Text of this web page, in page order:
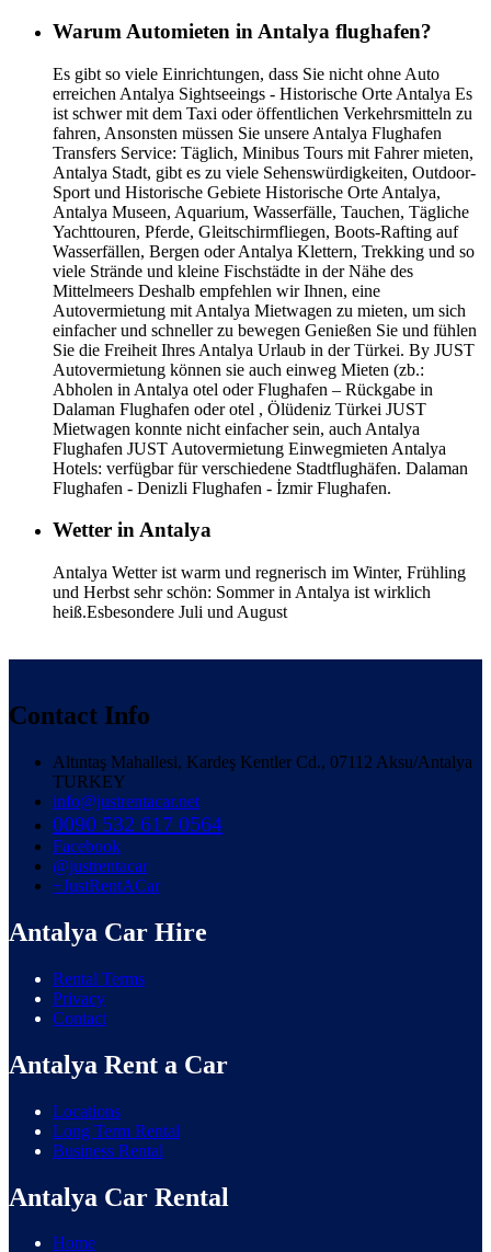
Warum Automieten in Antalya flughafen?
Es gibt so viele Einrichtungen, dass Sie nicht ohne Auto
erreichen Antalya Sightseeings - Historische Orte Antalya Es
ist schwer mit dem Taxi oder öffentlichen Verkehrsmitteln zu
fahren, Ansonsten müssen Sie unsere Antalya Flughafen
Transfers Service: Täglich, Minibus Tours mit Fahrer mieten,
Antalya Stadt, gibt es zu viele Sehenswürdigkeiten, Outdoor-
Sport und Historische Gebiete Historische Orte Antalya,
Antalya Museen, Aquarium, Wasserfälle, Tauchen, Tägliche
Yachttouren, Pferde, Gleitschirmfliegen, Boots-Rafting auf
Wasserfällen, Bergen oder Antalya Klettern, Trekking und so
viele Strände und kleine Fischstädte in der Nähe des
Mittelmeers Deshalb empfehlen wir Ihnen, eine
Autovermietung mit Antalya Mietwagen zu mieten, um sich
einfacher und schneller zu bewegen Genießen Sie und fühlen
Sie die Freiheit Ihres Antalya Urlaub in der Türkei. By JUST
Autovermietung können sie auch einweg Mieten (zb.:
Abholen in Antalya otel oder Flughafen – Rückgabe in
Dalaman Flughafen oder otel , Ölüdeniz Türkei JUST
Mietwagen konnte nicht einfacher sein, auch Antalya
Flughafen JUST Autovermietung Einwegmieten Antalya
Hotels: verfügbar für verschiedene Stadtflughäfen. Dalaman
Flughafen - Denizli Flughafen - İzmir Flughafen.
Wetter in Antalya
Antalya Wetter ist warm und regnerisch im Winter, Frühling
und Herbst sehr schön: Sommer in Antalya ist wirklich
heiß.Esbesondere Juli und August
Contact Info
Altıntaş Mahallesi, Kardeş Kentler Cd., 07112 Aksu/Antalya
TURKEY
info@justrentacar.net
0090 532 617 0564
Facebook
@justrentacar
+JustRentACar
Antalya Car Hire
Rental Terms
Privacy
Contact
Antalya Rent a Car
Locations
Long Term Rental
Business Rental
Antalya Car Rental
Home